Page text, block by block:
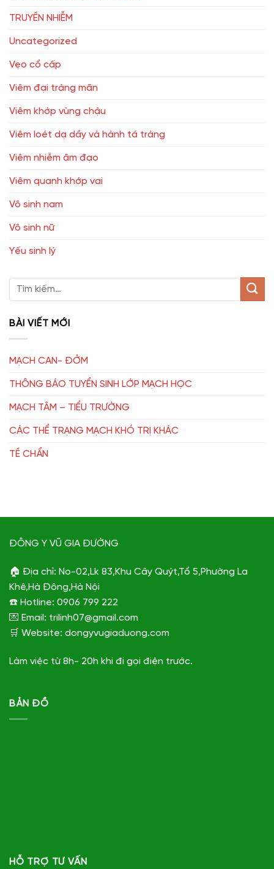
TRUYỀN NHIỄM
Uncategorized
Vẹo cổ cấp
Viêm đại tràng mãn
Viêm khớp vùng chậu
Viêm loét dạ dầy và hành tá tràng
Viêm nhiễm âm đạo
Viêm quanh khớp vai
Vô sinh nam
Vô sinh nữ
Yếu sinh lý
BÀI VIẾT MỚI
MẠCH CAN- ĐỞM
THÔNG BÁO TUYỂN SINH LỚP MẠCH HỌC
MẠCH TÂM – TIỂU TRƯỜNG
CÁC THỂ TRẠNG MẠCH KHÓ TRỊ KHÁC
TỀ CHẨN
ĐÔNG Y VŨ GIA ĐƯỜNG
🏠 Địa chỉ: No-02,Lk 83,Khu Cây Quýt,Tổ 5,Phường La
Khê,Hà Đông,Hà Nội
☎️ Hotline: 0906 799 222
💌 Email: trilinh07@gmail.com
🛒 Website: dongyvugiaduong.com
Làm việc từ 8h- 20h khi đi gọi điện trước.
BẢN ĐỒ
HỖ TRỢ TƯ VẤN